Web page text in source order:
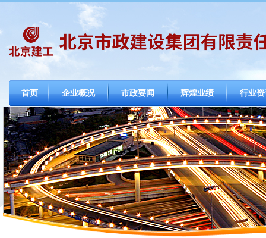
首页 企业概况 市政要闻 辉煌业绩 行业